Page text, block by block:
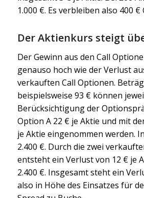
1.000 €. Es verbleiben also 400 €
Der Aktienkurs steigt
Der Gewinn aus den Call
genauso hoch wie der Verlust
verkauften Call Optionen.
beispielsweise 93 € können
Berücksichtigung der
Option A 22 € je Aktie und mit
je Aktie eingenommen werden.
2.400 €. Durch die zwei
entsteht ein Verlust von 12 € je
2.400 €. Insgesamt steht ein
also in Höhe des Einsatzes für